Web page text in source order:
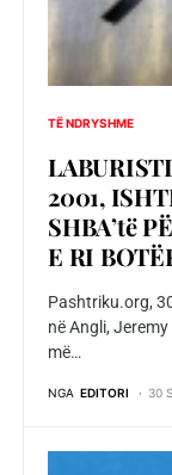
TË NDRYSHME
2001,
SHBA’të
E RI
Pashtriku.org,
në Angli,
më…
NGA EDITORI 30